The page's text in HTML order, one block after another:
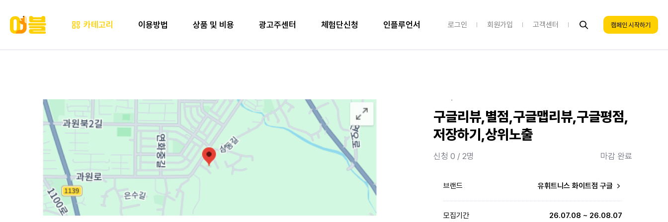
카테고리 이용방법 상품 및 비용 광고주센터 체험단신청 인플루언서 로그인 회원가입 고객센터 캠페인 시작하기
·
구글리뷰,별점,구글맵리뷰,구글평점,
저장하기,상위노출
신청 0 / 2명 마감 완료
브랜드 유휘트니스 화이트점 구글
모집기간 26.07.08 ~ 26.08.07